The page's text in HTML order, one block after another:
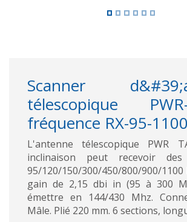
Scanner
télescopique PWR-
fréquence RX-95-
L'antenne télescopique PWR
inclinaison peut recevoir des
95/120/150/300/450/800/900/1100
gain de 2,15 dbi in (95 à 300
émettre en 144/430 Mhz.
Mâle. Plié 220 mm. 6 sections,